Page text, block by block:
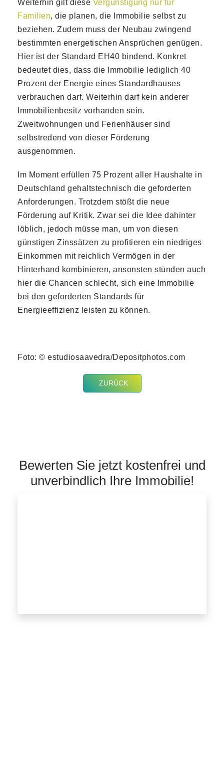
Weiterhin gilt diese Vergünstigung nur für
Familien, die planen, die Immobilie selbst zu
beziehen. Zudem muss der Neubau zwingend
bestimmten energetischen Ansprüchen genügen.
Hier ist der Standard EH40 bindend. Konkret
bedeutet dies, dass die Immobilie lediglich 40
Prozent der Energie eines Standardhauses
verbrauchen darf. Weiterhin darf kein anderer
Immobilienbesitz vorhanden sein.
Zweitwohnungen und Ferienhäuser sind
selbstredend von dieser Förderung
ausgenommen.
Im Moment erfüllen 75 Prozent aller Haushalte in
Deutschland gehaltstechnisch die geforderten
Anforderungen. Trotzdem stößt die neue
Förderung auf Kritik. Zwar sei die Idee dahinter
löblich, jedoch müsse man, um von diesen
günstigen Zinssätzen zu profitieren ein niedriges
Einkommen mit reichlich Vermögen in der
Hinterhand kombinieren, ansonsten stünden auch
hier die Chancen schlecht, sich eine Immobilie
bei den geforderten Standards für
Energieeffizienz leisten zu können.
Foto: © estudiosaavedra/Depositphotos.com
ZURÜCK
Bewerten Sie jetzt kostenfrei und
unverbindlich Ihre Immobilie!